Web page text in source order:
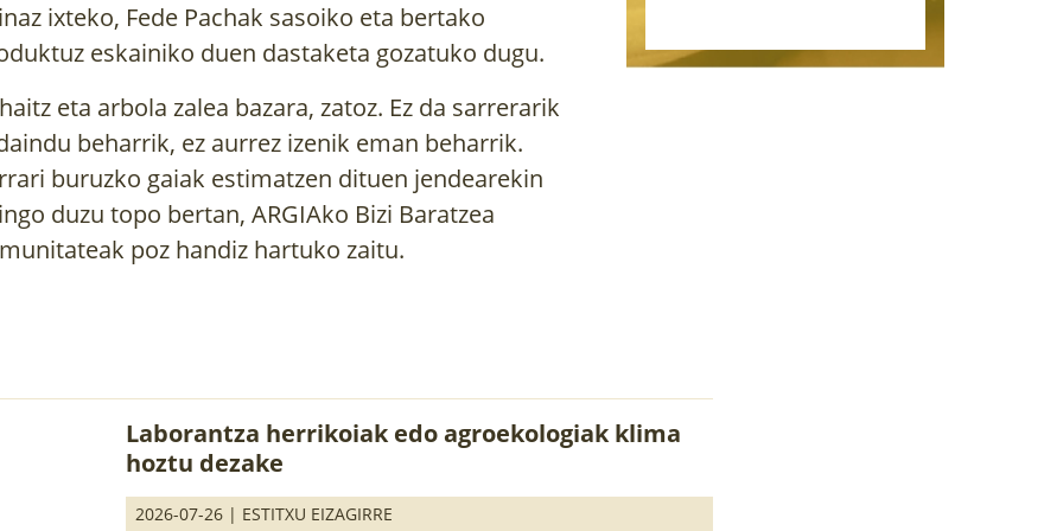
ixteko, Fede Pachak sasoiko eta bertako
eskainiko duen dastaketa gozatuko dugu.
eta arbola zalea bazara, zatoz. Ez da sarrerarik
beharrik, ez aurrez izenik eman beharrik.
buruzko gaiak estimatzen dituen jendearekin
duzu topo bertan, ARGIAko Bizi Baratzea
k poz handiz hartuko zaitu.
baratzean,...
Laborantza herrikoiak edo agroekologiak klima
hoztu dezake
2026-07-26 | ESTITXU EIZAGIRRE